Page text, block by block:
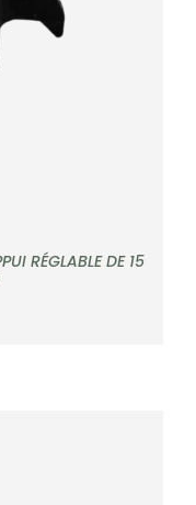
RÉGLABLE DE 15